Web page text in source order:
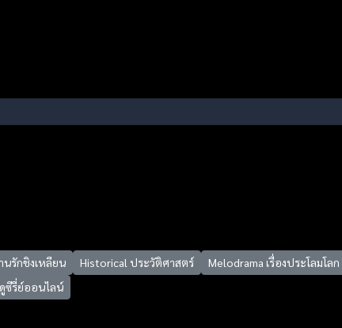
นรักชิงเหลียน Historical ประวัติศาสตร์ Melodrama เรื่องประโลมโลก
ดูซีรี่ย์ออนไลน์